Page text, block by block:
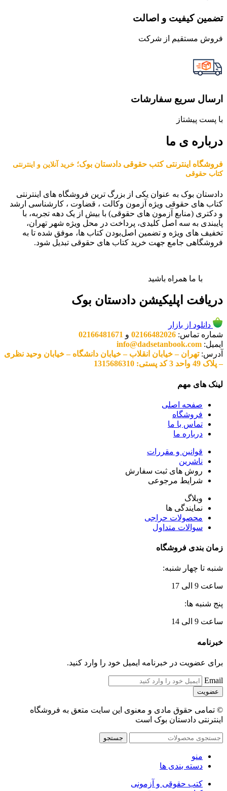
تضمین کیفیت و اصالت
فروش مستقیم از شرکت
ارسال سریع سفارشات
با پست پیشتاز
درباره ی ما
فروشگاه اینترنتی کتب حقوقی دادستان بوک؛ خرید آنلاین و اینترنتی
کتاب حقوقی
دادستان بوک به عنوان یکی از بزرگ ترین فروشگاه های اینترنتی
کتاب های حقوقی ویژه آزمون وکالت ، قضاوت ، کارشناسی ارشد
و دکتری (منابع آزمون های حقوقی) با بیش از یک دهه تجربه، با
پایبندی به سه اصل کلیدی، پرداخت در محل ویژه شهر تهران،
تخفیف های ویژه و تضمین اصل‌بودن کتاب ها، موفق شده تا به
فروشگاهی جامع جهت خرید کتاب های حقوقی تبدیل شود.
با ما همراه باشید
دریافت اپلیکیشن دادستان بوک
دانلود از بازار
شماره تماس: 02166482026 و 02166481671
ایمیل: info@dadsetanbook.com
آدرس:تهران – خیابان انقلاب – خیابان دانشگاه – خیابان وحید نظری
– پلاک 49 واحد 3 کد پستی: 1315686310
لینک های مهم
صفحه اصلی
فروشگاه
تماس با ما
درباره ما
قوانین و مقررات
ناشرین
روش های ثبت سفارش
شرایط مرجوعی
وبلاگ
نمایندگی ها
محصولات حراجی
سوالات متداول
زمان بندی فروشگاه
شنبه تا چهار شنبه:
ساعت 9 الی 17
پنج شنبه ها:
ساعت 9 الی 14
خبرنامه
برای عضویت در خبرنامه ایمیل خود را وارد کنید.
Email
© تمامی حقوق مادی و معنوی این سایت متعق به فروشگاه
اینترنتی دادستان بوک است
جستجو
منو
دسته بندی ها
کتب حقوقی و آزمونی